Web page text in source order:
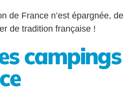
de France n’est épargnée, de
de tradition française !
campings